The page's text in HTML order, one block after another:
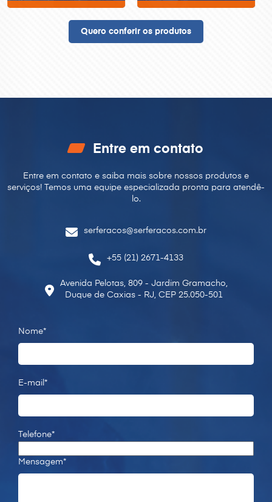
Quero conferir os produtos
Entre em contato
Entre em contato e saiba mais sobre nossos produtos e
serviços! Temos uma equipe especializada pronta para atendê-
lo.
serferacos@serferacos.com.br
+55 (21) 2671-4133
Avenida Pelotas, 809 - Jardim Gramacho,
Duque de Caxias - RJ, CEP 25.050-501
Nome*
E-mail*
Telefone*
Mensagem*